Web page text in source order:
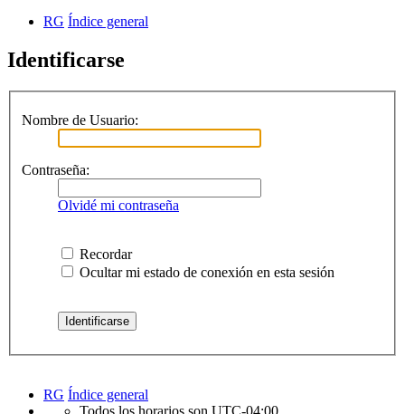
RG Índice general
Identificarse
Nombre de Usuario:
Contraseña:
Olvidé mi contraseña
Recordar
Ocultar mi estado de conexión en esta sesión
RG Índice general
Todos los horarios son UTC-04:00